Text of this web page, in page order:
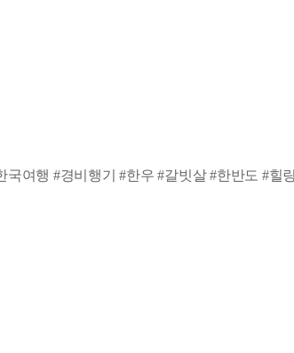
여행 #경비행기 #한우 #갈빗살 #한반도 #힐